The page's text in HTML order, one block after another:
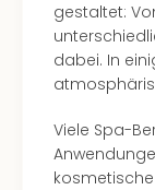
gestaltet:
dabei. In
Viele Spa-